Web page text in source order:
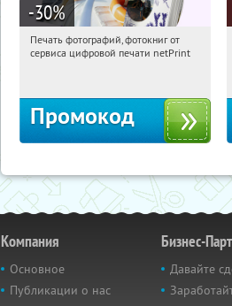
-30%
18:52:44 Получили:
Печать фотографий, фотокниг от
сервиса цифровой печати netPrint
Промокод
Компания
Основное
Публикации о нас
Бизнес-
Давайте